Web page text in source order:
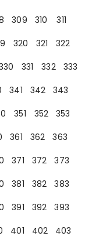
309 310
311
320 321
322
331 332
333
341 342
343
351 352
353
361 362
363
371 372
373
381 382
383
391 392
393
401 402
403